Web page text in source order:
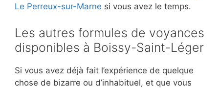
Le Perreux-sur-Marne si vous avez le temps.
Les autres formules de voyances
disponibles à Boissy-Saint-Léger
Si vous avez déjà fait l’expérience de quelque
chose de bizarre ou d’inhabituel, et que vous